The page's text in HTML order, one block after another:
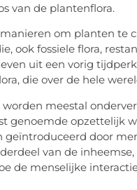
van de plantenflora.
om planten te
ook fossiele flora,
uit een vorig
die over de hele
worden meestal
genoemde opzettelijk
geïntroduceerd door
van de
de menselijke